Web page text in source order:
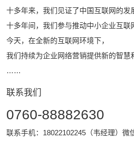
十多年来，我们见证了中国互联网的发
十多年间，我们参与推动中小企业互联
今天，在全新的互联网环境下，
我们持续为企业网络营销提供新的智慧
……
联系我们
0760-88882630
联系手机：18022102245（韦经理）微